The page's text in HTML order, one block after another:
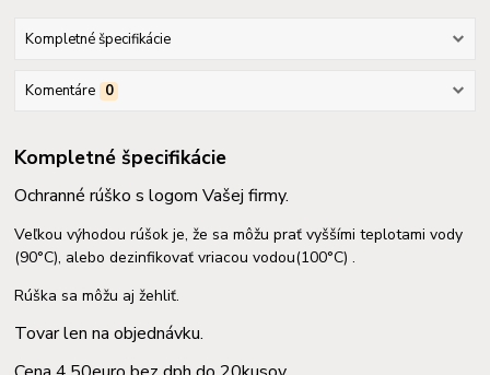
Kompletné špecifikácie
Komentáre 0
Kompletné špecifikácie
Ochranné rúško s logom Vašej firmy.
Veľkou výhodou rúšok je, že sa môžu prať vyššími teplotami vody
(90°C), alebo dezinfikovať vriacou vodou(100°C) .
Rúška sa môžu aj žehliť.
Tovar len na objednávku.